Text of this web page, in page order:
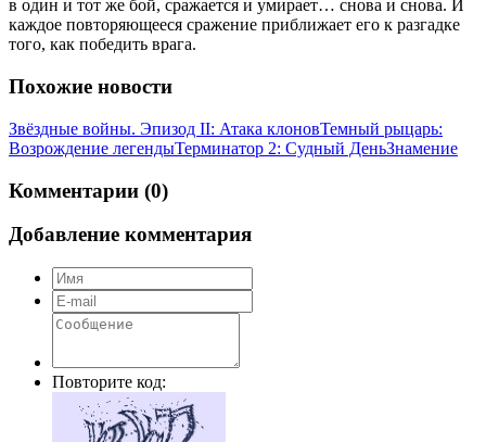
в один и тот же бой, сражается и умирает… снова и снова. И
каждое повторяющееся сражение приближает его к разгадке
того, как победить врага.
Похожие новости
Звёздные войны. Эпизод II: Атака клоновТемный рыцарь:
Возрождение легендыТерминатор 2: Судный ДеньЗнамение
Комментарии (0)
Добавление комментария
Повторите код: